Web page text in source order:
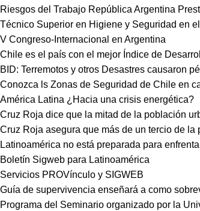
Riesgos del Trabajo República Argentina
Técnico Superior en Higiene y Seguridad en
V Congreso-Internacional en Argentina
Chile es el país con el mejor Índice de
BID: Terremotos y otros Desastres causaron
Conozca ls Zonas de Seguridad de Chile en
América Latina ¿Hacia una crisis energética?
Cruz Roja dice que la mitad de la población
Cruz Roja asegura que más de un tercio de
Latinoamérica no está preparada para
Boletín Sigweb para Latinoamérica
Servicios PROVínculo y SIGWEB
Guía de supervivencia enseñará a como
Programa del Seminario organizado por la